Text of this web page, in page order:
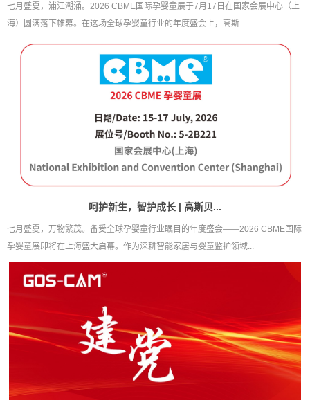
七月盛夏，浦江潮涌。2026 CBME国际孕婴童展于7月17日在国家会展中心（上
海）圆满落下帷幕。在这场全球孕婴童行业的年度盛会上，高斯...
呵护新生，智护成长 | 高斯贝...
七月盛夏，万物繁茂。备受全球孕婴童行业瞩目的年度盛会——2026 CBME国际
孕婴童展即将在上海盛大启幕。作为深耕智能家居与婴童监护领域...